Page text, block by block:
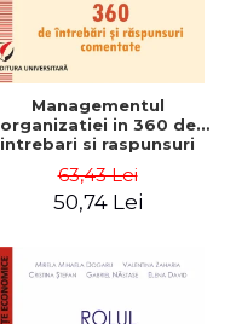
Managementul
organizatiei in 360 de
intrebari si raspunsuri
63,43 Lei
50,74 Lei